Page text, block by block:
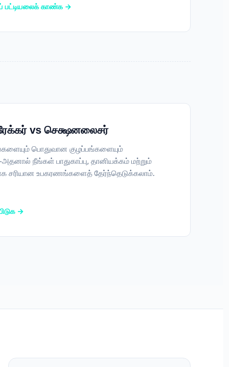
பட்டியலைக் காண்க →
vs செக்ஷனலைசர்
பொதுவான குழப்பங்களையும்
நீங்கள் பாதுகாப்பு, தானியக்கம் மற்றும்
சரியான உபகரணங்களைத் தேர்ந்தெடுக்கலாம்.
→